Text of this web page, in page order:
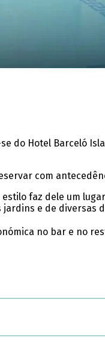
do Hotel Barceló
com
faz dele um
e de diversas
no bar e no